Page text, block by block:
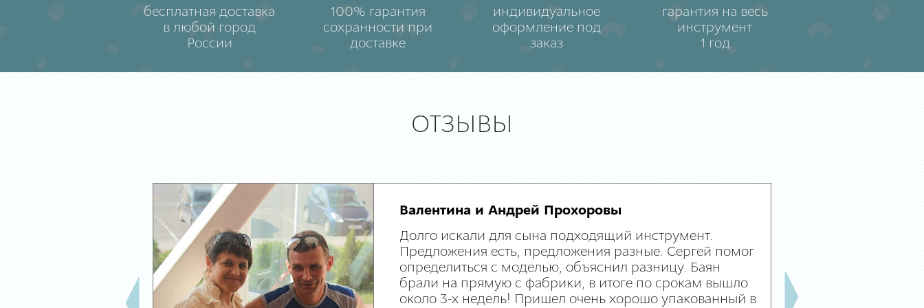
бесплатная доставка
в любой город
России
100% гарантия
сохранности при
доставке
индивидуальное
оформление под
заказ
гарантия на весь
инструмент
1 год
ОТЗЫВЫ
Валентина и Андрей Прохоровы
Долго искали для сына подходящий инструмент.
Предложения есть, предложения разные. Сергей помог
определиться с моделью, объяснил разницу. Баян
брали на прямую с фабрики, в итоге по срокам вышло
около 3-х недель! Пришел очень хорошо упакованный в